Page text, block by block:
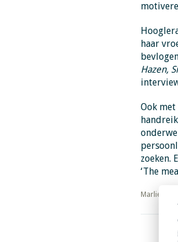
haar
Hazen,
Ook
zoeken.
‘The
​​​​​​​Marlies